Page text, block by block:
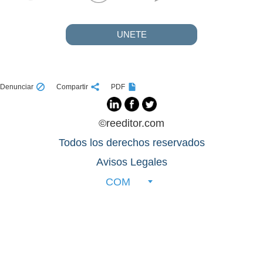
UNETE
Denunciar Compartir PDF
©reeditor.com
Todos los derechos reservados
Avisos Legales